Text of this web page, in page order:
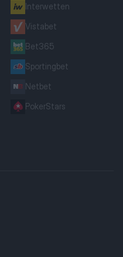
Interwetten
Vistabet
Bet365
Sportingbet
Netbet
PokerStars